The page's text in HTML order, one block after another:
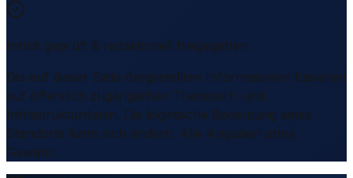
Inhalt geprüft & redaktionell freigegeben
Die auf dieser Seite dargestellten Informationen basieren
auf öffentlich zugänglichen Transport- und
Infrastrukturdaten. Die logistische Bedeutung eines
Standorts kann sich ändern. Alle Angaben ohne
Gewähr.